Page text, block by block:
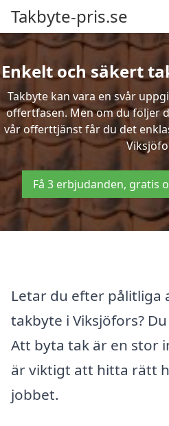
Takbyte-pris.se
Enkelt och säkert
Takbyte kan vara en svår
offertfasen. Men om du följer
vår offerttjänst får du det
Få 3 erbjudanden, gratis
Letar du efter pålitliga
takbyte i Viksjöfors?
Att byta tak är en stor
är viktigt att hitta rätt
jobbet.